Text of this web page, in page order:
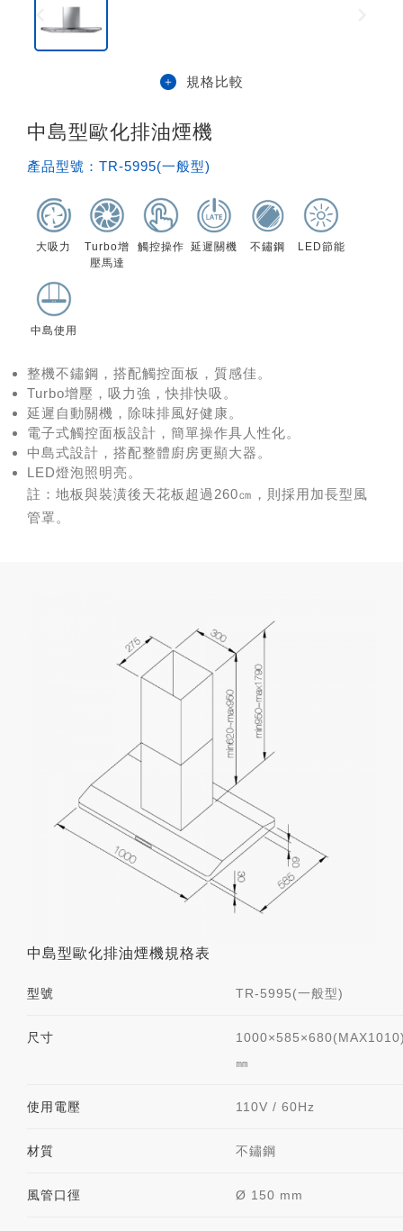
規格比較
中島型歐化排油煙機
產品型號： TR-5995(一般型)
大吸力
Turbo增
壓馬達
觸控操作 延遲關機 不鏽鋼 LED節能
中島使用
整機不鏽鋼，搭配觸控面板，質感佳。
Turbo增壓，吸力強，快排快吸。
延遲自動關機，除味排風好健康。
電子式觸控面板設計，簡單操作具人性化。
中島式設計，搭配整體廚房更顯大器。
LED燈泡照明亮。
註：地板與裝潢後天花板超過260㎝，則採用加長型風
管罩。
中島型歐化排油煙機規格表
型號 TR-5995(一般型)
尺寸
㎜
使用電壓 110V / 60Hz
材質 不鏽鋼
風管口徑 Ø 150 mm